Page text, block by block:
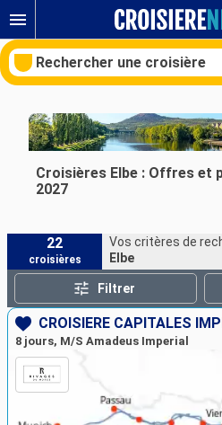
Rechercher une croisière
Ports
Croisières Elbe : Offres et
2027
22
croisières
Vos critères de
Elbe
Filtrer
8 jours, M/S Amadeus Imperial